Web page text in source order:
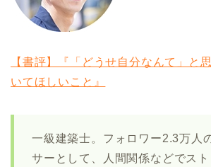
【書評】『「どうせ自分なんて」と
いてほしいこと』
一級建築士。フォロワー2.3万人
サーとして、人間関係などでス